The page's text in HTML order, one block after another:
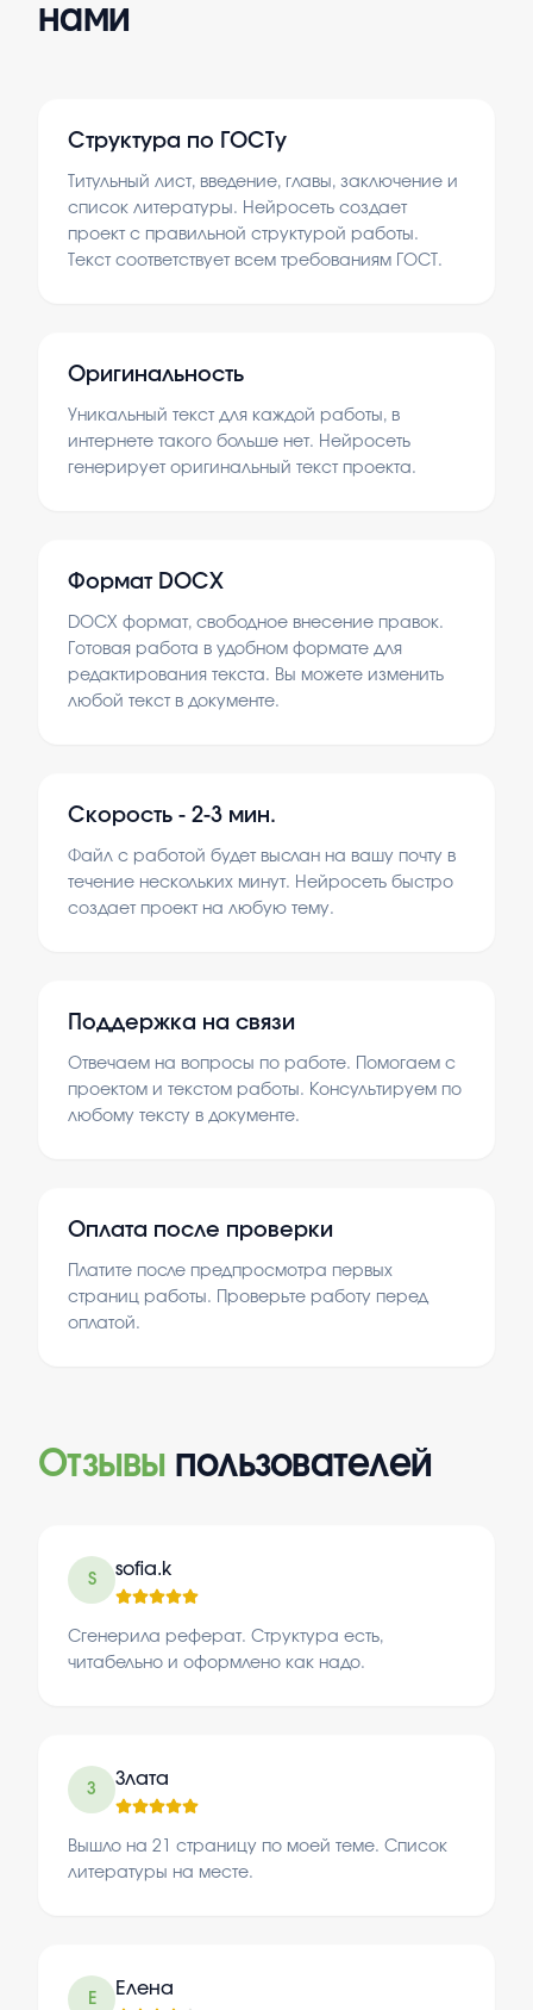
нами
Структура по ГОСТу
Титульный лист, введение, главы, заключение и
список литературы. Нейросеть создает
проект с правильной структурой работы.
Текст соответствует всем требованиям ГОСТ.
Оригинальность
Уникальный текст для каждой работы, в
интернете такого больше нет. Нейросеть
генерирует оригинальный текст проекта.
Формат DOCX
DOCX формат, свободное внесение правок.
Готовая работа в удобном формате для
редактирования текста. Вы можете изменить
любой текст в документе.
Скорость - 2-3 мин.
Файл с работой будет выслан на вашу почту в
течение нескольких минут. Нейросеть быстро
создает проект на любую тему.
Поддержка на связи
Отвечаем на вопросы по работе. Помогаем с
проектом и текстом работы. Консультируем по
любому тексту в документе.
Оплата после проверки
Платите после предпросмотра первых
страниц работы. Проверьте работу перед
оплатой.
Отзывы пользователей
S
sofia.k
Сгенерила реферат. Структура есть,
читабельно и оформлено как надо.
З
Злата
Вышло на 21 страницу по моей теме. Список
литературы на месте.
Е
Елена